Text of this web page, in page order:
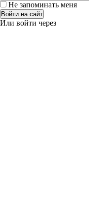
Не запоминать меня
Войти на сайт
Или войти через